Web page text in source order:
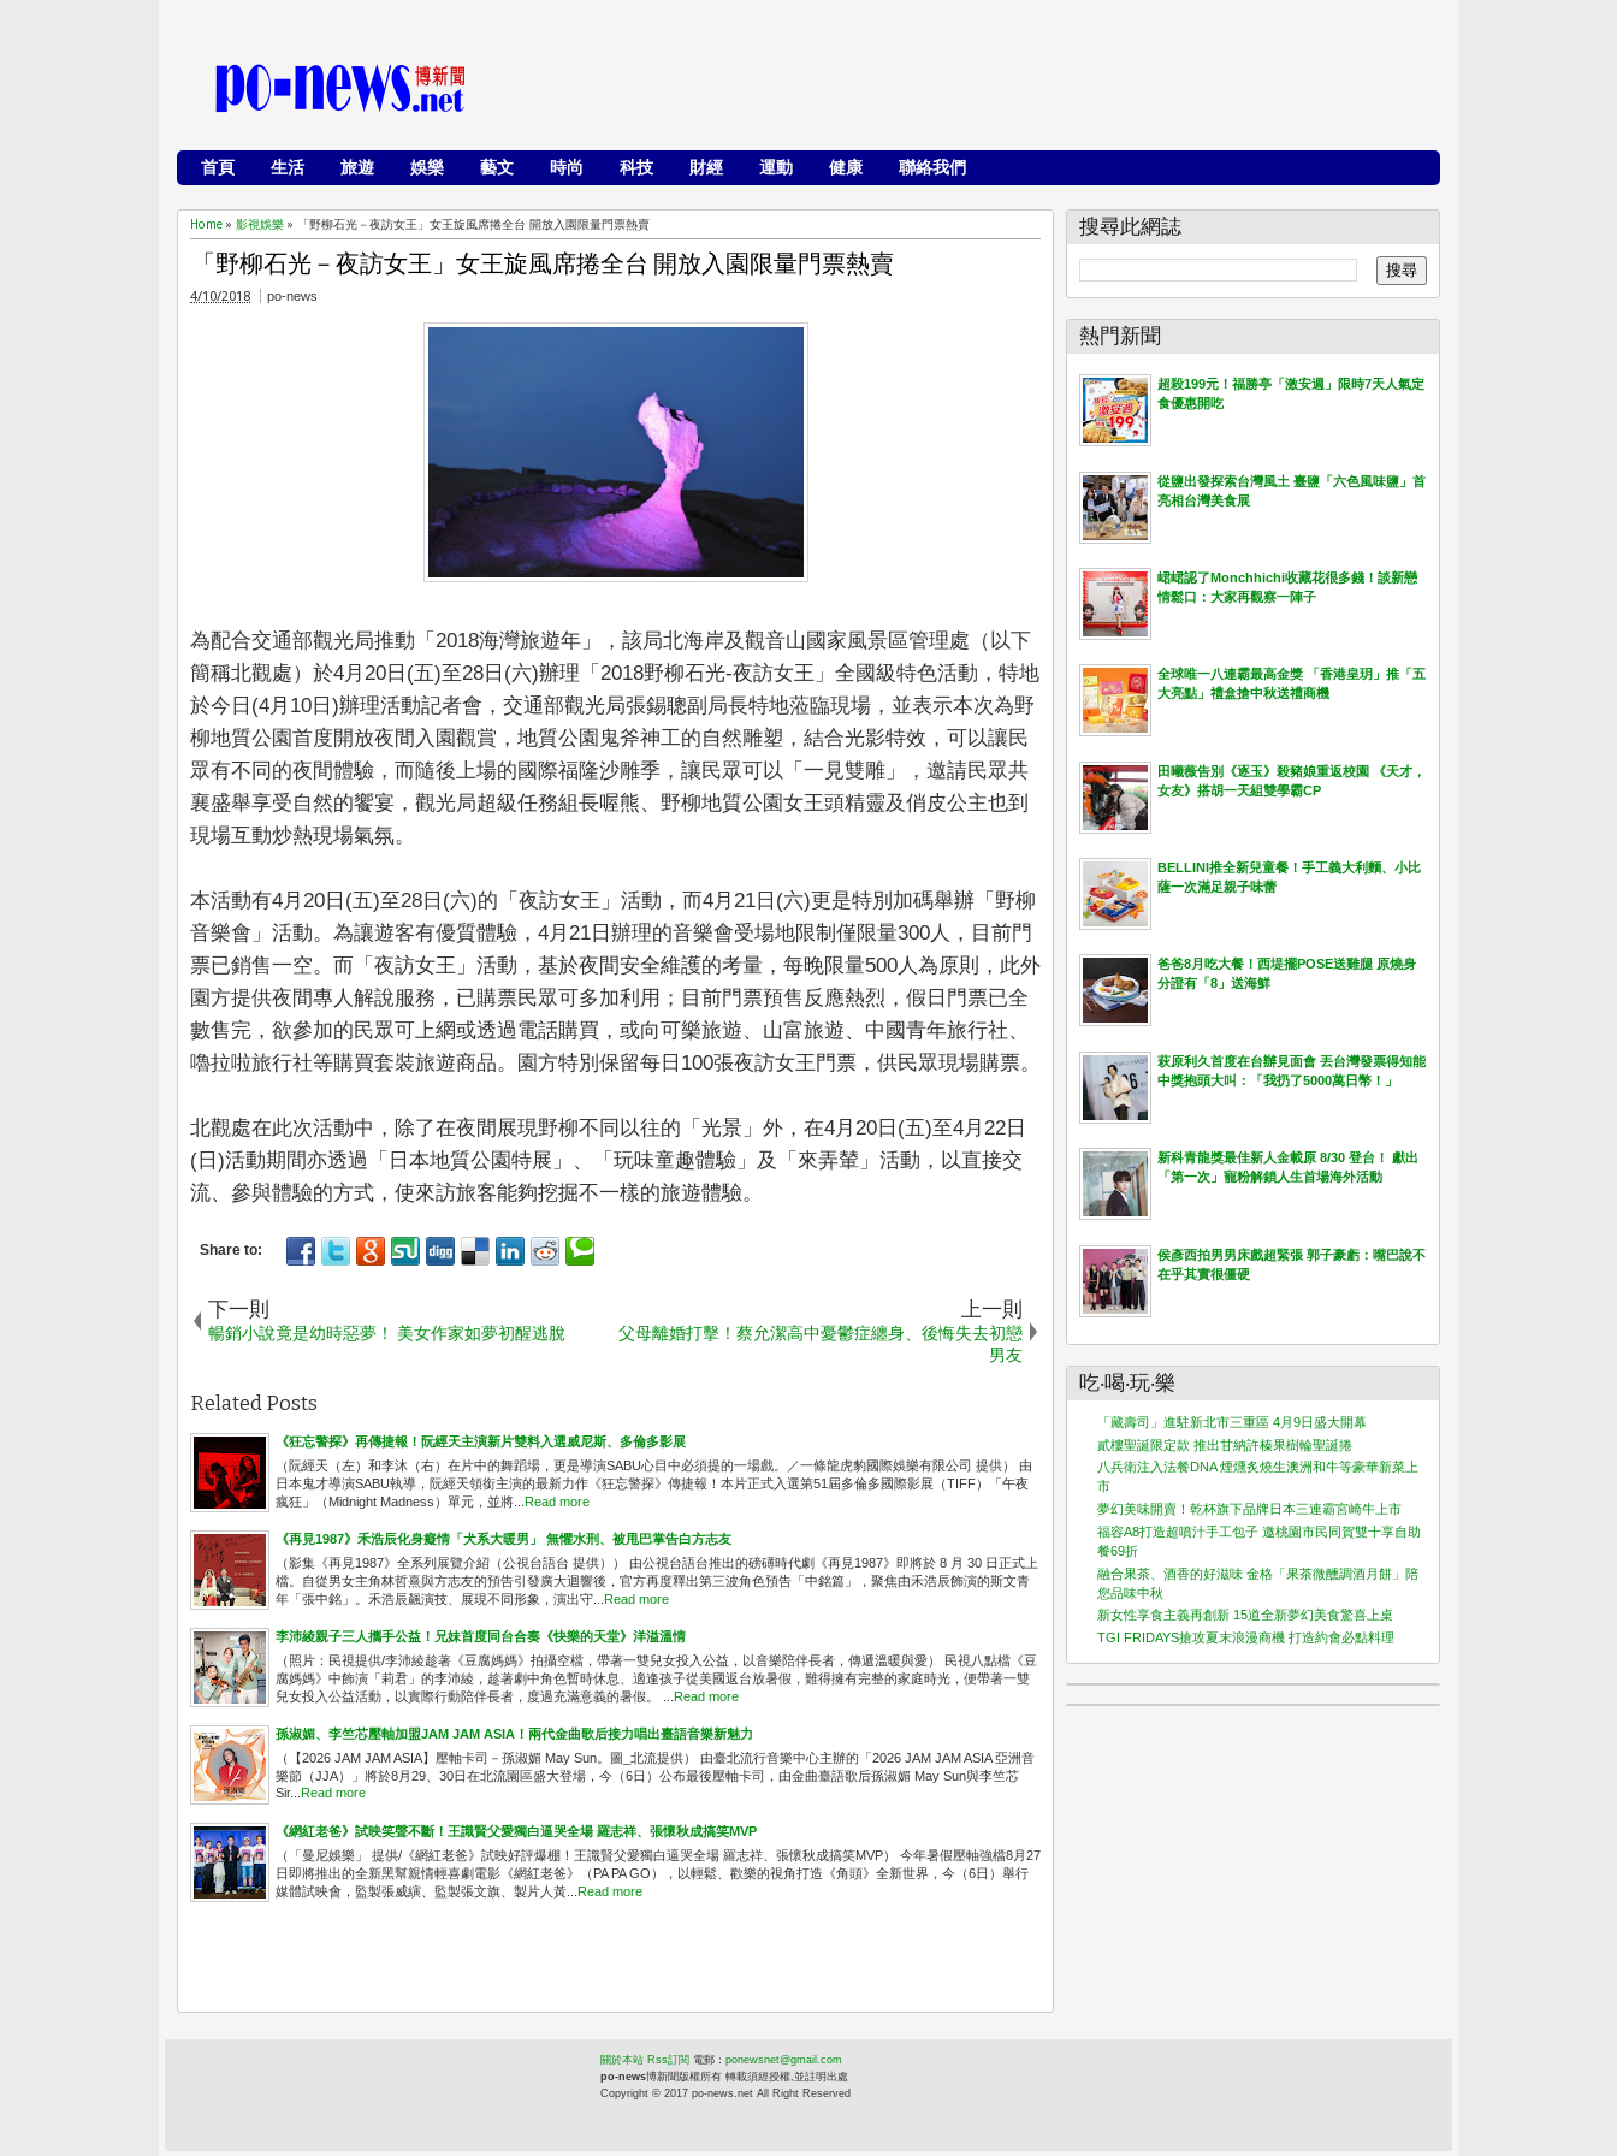
首頁 生活 旅遊 娛樂 藝文 時尚 科技 財經 運動 健康 聯絡我們
Home » 影視娛樂 » 「野柳石光－夜訪女王」女王旋風席捲全台 開放入園限量門票熱賣
「野柳石光－夜訪女王」女王旋風席捲全台 開放入園限量門票熱賣
4/10/2018 po-news
為配合交通部觀光局推動「2018海灣旅遊年」，該局北海岸及觀音山國家風景區管理處（以下
簡稱北觀處）於4月20日(五)至28日(六)辦理「2018野柳石光-夜訪女王」全國級特色活動，特地
於今日(4月10日)辦理活動記者會，交通部觀光局張錫聰副局長特地蒞臨現場，並表示本次為野
柳地質公園首度開放夜間入園觀賞，地質公園鬼斧神工的自然雕塑，結合光影特效，可以讓民
眾有不同的夜間體驗，而隨後上場的國際福隆沙雕季，讓民眾可以「一見雙雕」，邀請民眾共
襄盛舉享受自然的饗宴，觀光局超級任務組長喔熊、野柳地質公園女王頭精靈及俏皮公主也到
現場互動炒熱現場氣氛。
本活動有4月20日(五)至28日(六)的「夜訪女王」活動，而4月21日(六)更是特別加碼舉辦「野柳
音樂會」活動。為讓遊客有優質體驗，4月21日辦理的音樂會受場地限制僅限量300人，目前門
票已銷售一空。而「夜訪女王」活動，基於夜間安全維護的考量，每晚限量500人為原則，此外
園方提供夜間專人解說服務，已購票民眾可多加利用；目前門票預售反應熱烈，假日門票已全
數售完，欲參加的民眾可上網或透過電話購買，或向可樂旅遊、山富旅遊、中國青年旅行社、
嚕拉啦旅行社等購買套裝旅遊商品。園方特別保留每日100張夜訪女王門票，供民眾現場購票。
北觀處在此次活動中，除了在夜間展現野柳不同以往的「光景」外，在4月20日(五)至4月22日
(日)活動期間亦透過「日本地質公園特展」、「玩味童趣體驗」及「來弄輦」活動，以直接交
流、參與體驗的方式，使來訪旅客能夠挖掘不一樣的旅遊體驗。
下一則
暢銷小說竟是幼時惡夢！ 美女作家如夢初醒逃脫
上一則
父母離婚打擊！蔡允潔高中憂鬱症纏身、後悔失去初戀
男友
Related Posts
《狂忘警探》再傳捷報！阮經天主演新片雙料入選威尼斯、多倫多影展
（阮經天（左）和李沐（右）在片中的舞蹈場，更是導演SABU心目中必須提的一場戲。／一條龍虎豹國際娛樂有限公司 提供） 由
日本鬼才導演SABU執導，阮經天領銜主演的最新力作《狂忘警探》傳捷報！本片正式入選第51屆多倫多國際影展（TIFF）「午夜
瘋狂」（Midnight Madness）單元，並將...
Read more
《再見1987》禾浩辰化身癡情「犬系大暖男」 無懼水刑、被甩巴掌告白方志友
（影集《再見1987》全系列展覽介紹（公視台語台 提供）） 由公視台語台推出的磅礡時代劇《再見1987》即將於 8 月 30 日正式上
檔。自從男女主角林哲熹與方志友的預告引發廣大迴響後，官方再度釋出第三波角色預告「中銘篇」，聚焦由禾浩辰飾演的斯文青
年「張中銘」。禾浩辰飆演技、展現不同形象，演出守...
Read more
李沛綾親子三人攜手公益！兄妹首度同台合奏《快樂的天堂》洋溢溫情
（照片：民視提供/李沛綾趁著《豆腐媽媽》拍攝空檔，帶著一雙兒女投入公益，以音樂陪伴長者，傳遞溫暖與愛） 民視八點檔《豆
腐媽媽》中飾演「莉君」的李沛綾，趁著劇中角色暫時休息、適逢孩子從美國返台放暑假，難得擁有完整的家庭時光，便帶著一雙
兒女投入公益活動，以實際行動陪伴長者，度過充滿意義的暑假。 ...
Read more
孫淑媚、李竺芯壓軸加盟JAM JAM ASIA！兩代金曲歌后接力唱出臺語音樂新魅力
（【2026 JAM JAM ASIA】壓軸卡司－孫淑媚 May Sun。圖_北流提供） 由臺北流行音樂中心主辦的「2026 JAM JAM ASIA 亞洲音
樂節（JJA）」將於8月29、30日在北流園區盛大登場，今（6日）公布最後壓軸卡司，由金曲臺語歌后孫淑媚 May Sun與李竺芯
Sir...
Read more
《網紅老爸》試映笑聲不斷！王識賢父愛獨白逼哭全場 羅志祥、張懷秋成搞笑MVP
（「曼尼娛樂」 提供/《網紅老爸》試映好評爆棚！王識賢父愛獨白逼哭全場 羅志祥、張懷秋成搞笑MVP） 今年暑假壓軸強檔8月27
日即將推出的全新黑幫親情輕喜劇電影《網紅老爸》（PA PA GO），以輕鬆、歡樂的視角打造《角頭》全新世界，今（6日）舉行
媒體試映會，監製張威縯、監製張文旗、製片人黃...
Read more
搜尋此網誌
熱門新聞
超殺199元！福勝亭「激安週」限時7天人氣定
食優惠開吃
從鹽出發探索台灣風土 臺鹽「六色風味鹽」首
亮相台灣美食展
峮峮認了Monchhichi收藏花很多錢！談新戀
情鬆口：大家再觀察一陣子
全球唯一八連霸最高金獎 「香港皇玥」推「五
大亮點」禮盒搶中秋送禮商機
田曦薇告別《逐玉》殺豬娘重返校園 《天才，
女友》搭胡一天組雙學霸CP
BELLINI推全新兒童餐！手工義大利麵、小比
薩一次滿足親子味蕾
爸爸8月吃大餐！西堤擺POSE送雞腿 原燒身
分證有「8」送海鮮
萩原利久首度在台辦見面會 丟台灣發票得知能
中獎抱頭大叫：「我扔了5000萬日幣！」
新科青龍獎最佳新人金載原 8/30 登台！ 獻出
「第一次」寵粉解鎖人生首場海外活動
侯彥西拍男男床戲超緊張 郭子豪虧：嘴巴說不
在乎其實很僵硬
吃‧喝‧玩‧樂
「藏壽司」進駐新北市三重區 4月9日盛大開幕
貳樓聖誕限定款 推出甘納許榛果樹輪聖誕捲
八兵衛注入法餐DNA 煙燻炙燒生澳洲和牛等豪華新菜上
市
夢幻美味開賣！乾杯旗下品牌日本三連霸宮崎牛上市
福容A8打造超噴汁手工包子 邀桃園市民同賀雙十享自助
餐69折
融合果茶、酒香的好滋味 金格「果茶微醺調酒月餅」陪
您品味中秋
新女性享食主義再創新 15道全新夢幻美食驚喜上桌
TGI FRIDAYS搶攻夏末浪漫商機 打造約會必點料理
關於本站 Rss訂閱 電郵： ponewsnet@gmail.com
po-news博新聞版權所有 轉載須經授權,並註明出處
Copyright © 2017 po-news.net All Right Reserved